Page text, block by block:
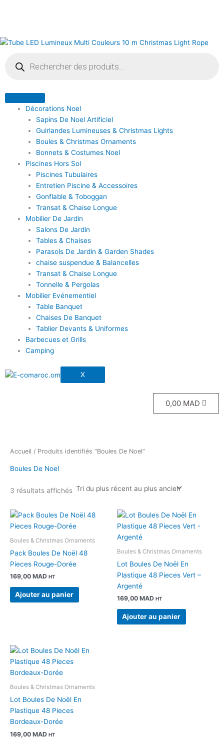
produits
Décorations Noel
Sapins De Noel Artificiel
Guirlandes Lumineuses & Christmas Lights
Boules & Christmas Ornaments
Bonnets & Costumes Noel
Piscines Hors Sol
Piscines Tubulaires
Entretien Piscine & Accessoires
Gonflable & Toboggan
Transat & Chaise Longue
Mobilier De Jardin
Salons De Jardin
Tables & Chaises
Parasols De Jardin & Garden Shades
chaise suspendue & Balancelles
Transat & Chaise Longue
Tonnelle & Pergolas
Mobilier Evénementiel
Table Banquet
Chaises De Banquet
Tablier Devants & Uniformes
Barbecues et Grills
Camping
X
0,00 MAD
Accueil / Produits identifiés “Boules De Noel”
Boules De Noel
3 résultats affichés
ancien
Boules & Christmas Ornaments
Pack Boules De Noël 48
Pieces Rouge-Dorée
169,00 MAD HT
Ajouter au panier
Boules & Christmas Ornaments
Lot Boules De Noël En
Plastique 48 Pieces Vert –
Argenté
169,00 MAD HT
Ajouter au panier
Boules & Christmas Ornaments
Lot Boules De Noël En
Plastique 48 Pieces
Bordeaux-Dorée
169,00 MAD HT